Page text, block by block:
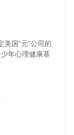
国“元”公司的
年心理健康基